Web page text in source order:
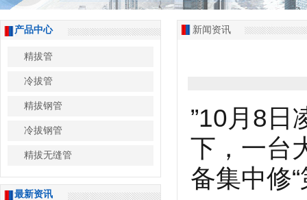
产品中心
精拔管
冷拔管
精拔钢管
冷拔钢管
精拔无缝管
最新资讯
新闻资讯
”10月8日
下，一台
备集中修